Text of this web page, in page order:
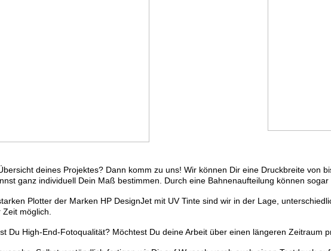
deines Projektes? Dann komm zu uns! Wir können Dir eine Druckbreite von
ganz individuell Dein Maß bestimmen. Durch eine Bahnenaufteilung können
Plotter der Marken HP DesignJet mit UV Tinte sind wir in der Lage,
möglich.
Du High-End-Fotoqualität? Möchtest Du deine Arbeit über einen längeren Zeitraum